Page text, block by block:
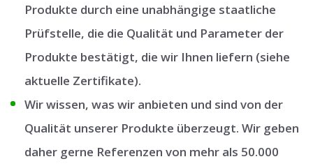
Produkte durch eine unabhängige staatliche
Prüfstelle, die die Qualität und Parameter der
Produkte bestätigt, die wir Ihnen liefern (siehe
aktuelle Zertifikate).
Wir wissen, was wir anbieten und sind von der
Qualität unserer Produkte überzeugt. Wir geben
daher gerne Referenzen von mehr als 50.000